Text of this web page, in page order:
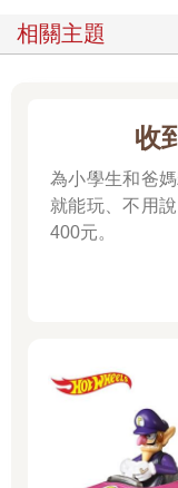
相關主題
收
為小學生和爸
就能玩、不用
400元。